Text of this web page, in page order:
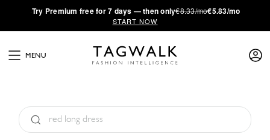
·Try Premium free for 7 days — then only€8.33/mo€5.83/mo
START NOW
MENU